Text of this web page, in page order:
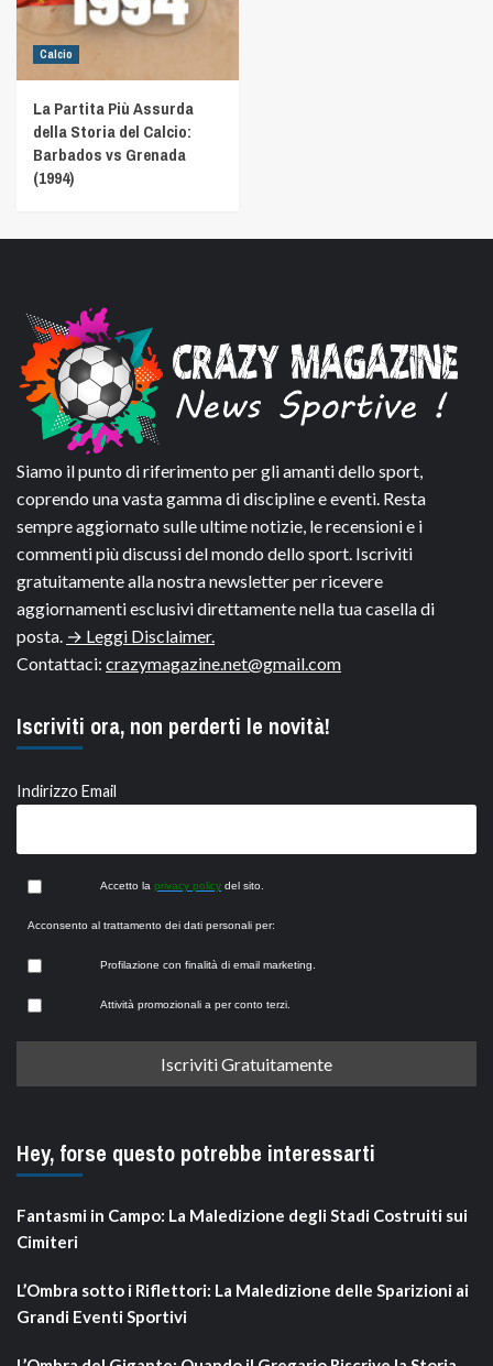
Calcio
La Partita Più Assurda
della Storia del Calcio:
Barbados vs Grenada
(1994)
Siamo il punto di riferimento per gli amanti dello sport,
coprendo una vasta gamma di discipline e eventi. Resta
sempre aggiornato sulle ultime notizie, le recensioni e i
commenti più discussi del mondo dello sport. Iscriviti
gratuitamente alla nostra newsletter per ricevere
aggiornamenti esclusivi direttamente nella tua casella di
posta. → Leggi Disclaimer.
Contattaci: crazymagazine.net@gmail.com
Iscriviti ora, non perderti le novità!
Indirizzo Email
Accetto la privacy policy del sito.
Acconsento al trattamento dei dati personali per:
Profilazione con finalità di email marketing.
Attività promozionali a per conto terzi.
Hey, forse questo potrebbe interessarti
Fantasmi in Campo: La Maledizione degli Stadi Costruiti sui
Cimiteri
L’Ombra sotto i Riflettori: La Maledizione delle Sparizioni ai
Grandi Eventi Sportivi